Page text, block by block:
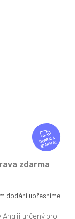
Z
D
A
ZDARMA
zdarma
dodání upřesníme
určený pro